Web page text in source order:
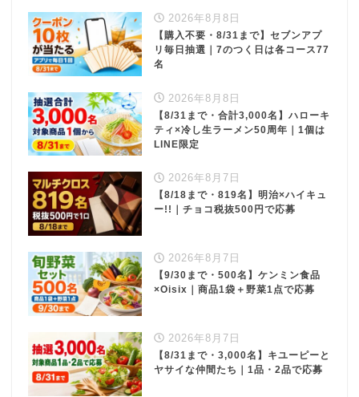
2026年8月8日
【購入不要・8/31まで】セブンアプ
リ毎日抽選｜7のつく日は各コース77
名
2026年8月8日
【8/31まで・合計3,000名】ハローキ
ティ×冷し生ラーメン50周年｜1個は
LINE限定
2026年8月7日
【8/18まで・819名】明治×ハイキュ
ー!!｜チョコ税抜500円で応募
2026年8月7日
【9/30まで・500名】ケンミン食品
×Oisix｜商品1袋＋野菜1点で応募
2026年8月7日
【8/31まで・3,000名】キユーピーと
ヤサイな仲間たち｜1品・2品で応募